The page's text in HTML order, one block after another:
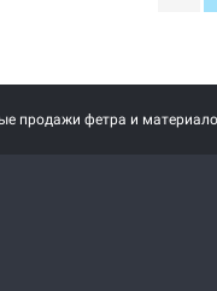
продажи фетра и